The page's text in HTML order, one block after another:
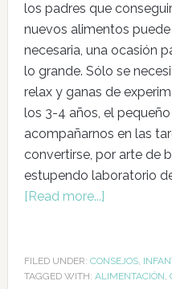
los padres que
nuevos alimentos
necesaria, una ocasión
lo grande. Sólo se
relax y ganas de
los 3-4 años, el
acompañarnos en las
convertirse, por arte de
estupendo laboratorio
[Read more...]
FILED UNDER: CONSEJOS,
TAGGED WITH: ALIMENTACIÓN,